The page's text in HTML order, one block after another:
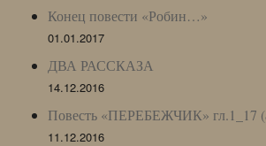
Конец повести «Робин…»
01.01.2017
ДВА РАССКАЗА
14.12.2016
Повесть «ПЕРЕБЕЖЧИК» гл.1_17
11.12.2016